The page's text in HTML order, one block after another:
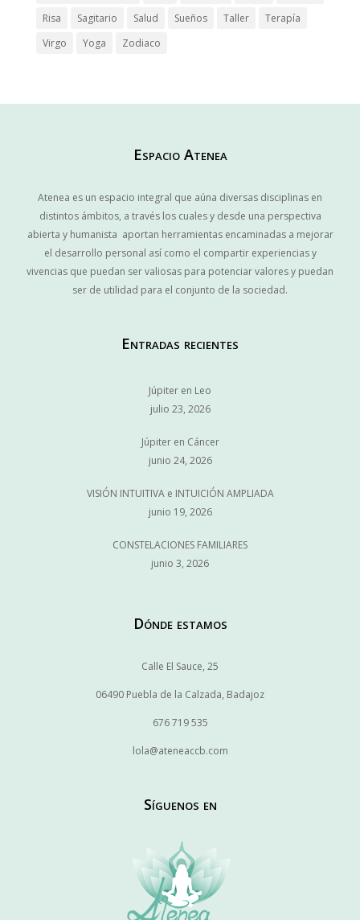
Risa
Sagitario Salud Sueños Taller
Terapía
Virgo
Yoga Zodiaco
Espacio Atenea
Atenea es un espacio integral que aúna diversas disciplinas en
distintos ámbitos, a través los cuales y desde una perspectiva
abierta y humanista aportan herramientas encaminadas a mejorar
el desarrollo personal así como el compartir experiencias y
vivencias que puedan ser valiosas para potenciar valores y puedan
ser de utilidad para el conjunto de la sociedad.
Entradas recientes
Júpiter en Leo
julio 23, 2026
Júpiter en Cáncer
junio 24, 2026
VISIÓN INTUITIVA e INTUICIÓN AMPLIADA
junio 19, 2026
CONSTELACIONES FAMILIARES
junio 3, 2026
Dónde estamos
Calle El Sauce, 25
06490 Puebla de la Calzada, Badajoz
676 719 535
lola@ateneaccb.com
Síguenos en